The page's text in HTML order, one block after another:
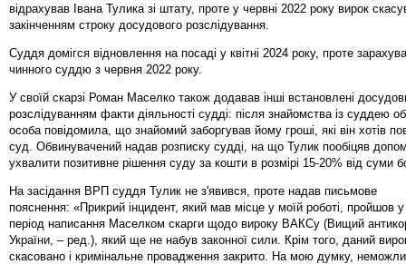
відрахував Івана Тулика зі штату, проте у червні 2022 року вирок
закінченням строку досудового розслідування.
Суддя домігся відновлення на посаді у квітні 2024 року, проте
чинного суддю з червня 2022 року.
У своїй скарзі Роман Маселко також додавав інші встановлені
розслідуванням факти діяльності судді: після знайомства із суддею
особа повідомила, що знайомий заборгував йому гроші, які він хотів
суд. Обвинувачений надав розписку судді, на що Тулик пообіцяв
ухвалити позитивне рішення суду за кошти в розмірі 15-20% від суми
На засідання ВРП суддя Тулик не з'явився, проте надав письмове
пояснення: «Прикрий інцидент, який мав місце у моїй роботі, пройшов у
період написання Маселком скарги щодо вироку ВАКСу (Вищий
України, – ред.), який ще не набув законної сили. Крім того, даний
скасовано і кримінальне провадження закрито. На мою думку,